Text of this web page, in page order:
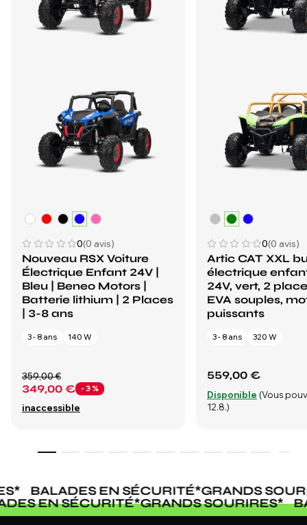
0(0 avis)
Nouveau RSX Voiture
Électrique Enfant 24V |
Bleu | Beneo Motors |
Batterie lithium | 2 Places
| 3-8 ans
3 - 8 ans 140 W
349,00 € - 3 %
359,00 €
inaccessible
0(0 avis)
Artic CAT XXL
électrique
24V, vert, 2
EVA souples,
puissants
3 - 8 ans 320 W
559,00 €
Disponible (Vous
12.8.)
* BALADES EN SÉCURITÉ*GRANDS
EN SÉCURITÉ*GRANDS SOURIRES*